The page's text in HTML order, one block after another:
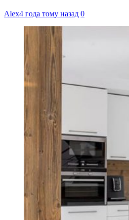
Alex4 года тому назад 0